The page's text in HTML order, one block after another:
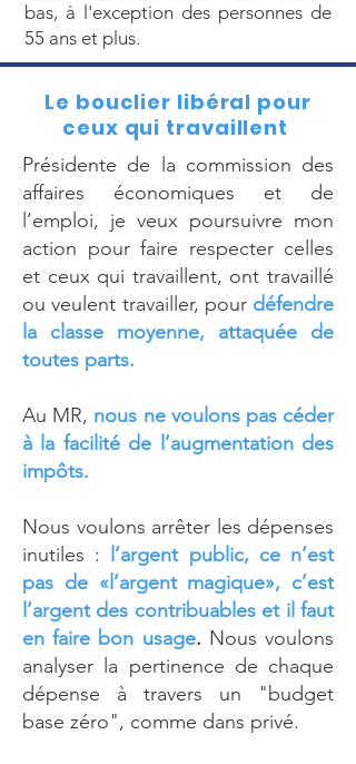
bas, à l'exception des personnes de
55 ans et plus.
Le bouclier libéral pour
ceux qui travaillent
Présidente de la commission des
affaires économiques et de
l’emploi, je veux poursuivre mon
action pour faire respecter celles
et ceux qui travaillent, ont travaillé
ou veulent travailler, pour défendre
la classe moyenne, attaquée de
toutes parts.
Au MR, nous ne voulons pas céder
à la facilité de l’augmentation des
impôts.
Nous voulons arrêter les dépenses
inutiles :
l’argent public, ce n’est
pas de «l’argent magique», c’est
l’argent des contribuables et il faut
en faire bon usage. Nous voulons
analyser la pertinence de chaque
dépense à travers un "budget
base zéro", comme dans privé.